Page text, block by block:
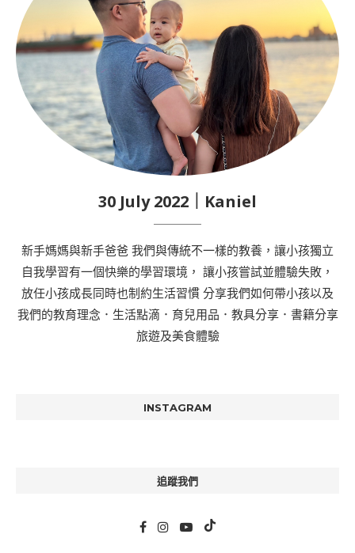
30 July 2022｜Kaniel
新手媽媽與新手爸爸 我們與傳統不一樣的教養，讓小孩獨立
自我學習有一個快樂的學習環境， 讓小孩嘗試並體驗失敗，
放任小孩成長同時也制約生活習慣 分享我們如何帶小孩以及
我們的教育理念．生活點滴．育兒用品．教具分享．書籍分享
旅遊及美食體驗
INSTAGRAM
追蹤我們